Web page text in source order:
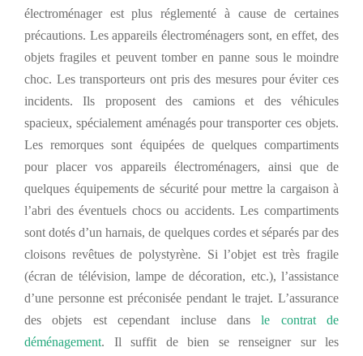
électroménager est plus réglementé à cause de certaines
précautions. Les appareils électroménagers sont, en effet, des
objets fragiles et peuvent tomber en panne sous le moindre
choc. Les transporteurs ont pris des mesures pour éviter ces
incidents. Ils proposent des camions et des véhicules
spacieux, spécialement aménagés pour transporter ces objets.
Les remorques sont équipées de quelques compartiments
pour placer vos appareils électroménagers, ainsi que de
quelques équipements de sécurité pour mettre la cargaison à
l’abri des éventuels chocs ou accidents. Les compartiments
sont dotés d’un harnais, de quelques cordes et séparés par des
cloisons revêtues de polystyrène. Si l’objet est très fragile
(écran de télévision, lampe de décoration, etc.), l’assistance
d’une personne est préconisée pendant le trajet. L’assurance
des objets est cependant incluse dansle contrat de
déménagement. Il suffit de bien se renseigner sur les